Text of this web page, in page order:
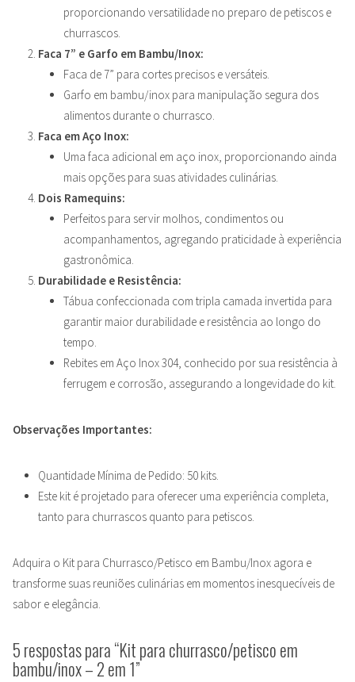
proporcionando versatilidade no preparo de petiscos e
churrascos.
Faca 7” e Garfo em Bambu/Inox:
Faca de 7” para cortes precisos e versáteis.
Garfo em bambu/inox para manipulação segura dos
alimentos durante o churrasco.
Faca em Aço Inox:
Uma faca adicional em aço inox, proporcionando ainda
mais opções para suas atividades culinárias.
Dois Ramequins:
Perfeitos para servir molhos, condimentos ou
acompanhamentos, agregando praticidade à experiência
gastronômica.
Durabilidade e Resistência:
Tábua confeccionada com tripla camada invertida para
garantir maior durabilidade e resistência ao longo do
tempo.
Rebites em Aço Inox 304, conhecido por sua resistência à
ferrugem e corrosão, assegurando a longevidade do kit.
Observações Importantes:
Quantidade Mínima de Pedido: 50 kits.
Este kit é projetado para oferecer uma experiência completa,
tanto para churrascos quanto para petiscos.
Adquira o Kit para Churrasco/Petisco em Bambu/Inox agora e
transforme suas reuniões culinárias em momentos inesquecíveis de
sabor e elegância.
5 respostas para “Kit para churrasco/petisco em
bambu/inox – 2 em 1”